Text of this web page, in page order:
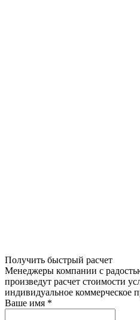
Получить быстрый расчет
Менеджеры компании с
произведут расчет стоимости
индивидуальное коммерческое
Ваше имя *